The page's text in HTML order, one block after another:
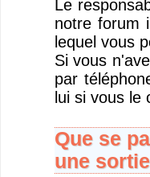
Le
notre forum
lequel vous
Si vous
par
lui si vous
Que se
une